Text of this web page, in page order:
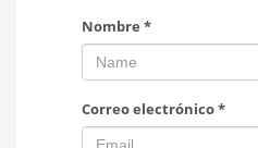
Nombre *
Correo electrónico*